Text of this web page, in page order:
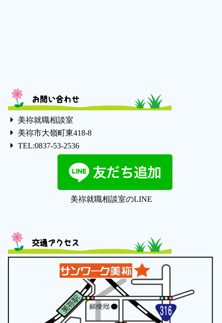
お問い合わせ
美祢就職相談室
美祢市大嶺町東418-8
TEL:0837-53-2536
美祢就職相談室のLINE
交通アクセス